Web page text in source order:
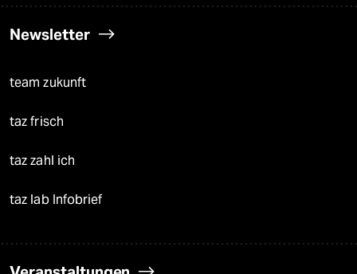
Newsletter
team zukunft
taz frisch
taz zahl ich
taz lab Infobrief